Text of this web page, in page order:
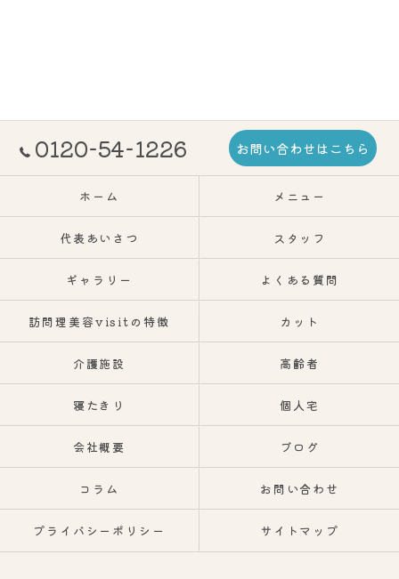
0120-54-1226 お問い合わせはこちら
ホーム メニュー
代表あいさつ スタッフ
ギャラリー よくある質問
訪問理美容visitの特徴 カット
介護施設 高齢者
寝たきり 個人宅
会社概要 ブログ
コラム お問い合わせ
プライバシーポリシー サイトマップ